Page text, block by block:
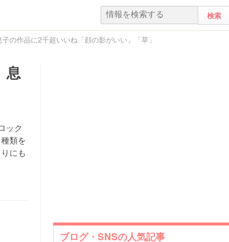
の作品に2千超いいね「顔の影がいい」「草」
息
ック
類を
にも
ブログ・SNSの人気記事